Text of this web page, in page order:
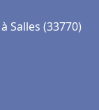
Salles (33770)